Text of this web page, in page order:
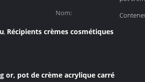
Nom:
, Récipients crèmes cosmétiques
or, pot de crème acrylique carré